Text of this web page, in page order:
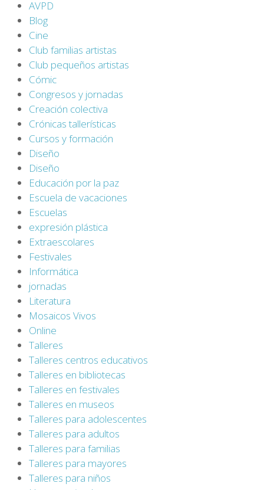
AVPD
Blog
Cine
Club familias artistas
Club pequeños artistas
Cómic
Congresos y jornadas
Creación colectiva
Crónicas tallerísticas
Cursos y formación
Diseño
Diseño
Educación por la paz
Escuela de vacaciones
Escuelas
expresión plástica
Extraescolares
Festivales
Informática
jornadas
Literatura
Mosaicos Vivos
Online
Talleres
Talleres centros educativos
Talleres en bibliotecas
Talleres en festivales
Talleres en museos
Talleres para adolescentes
Talleres para adultos
Talleres para familias
Talleres para mayores
Talleres para niños